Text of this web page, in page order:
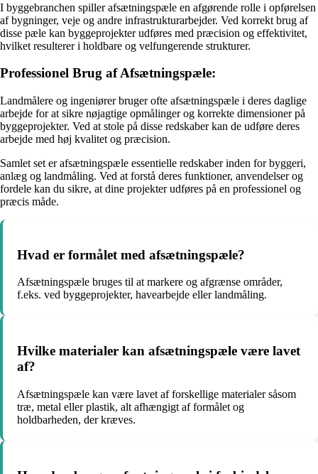
I byggebranchen spiller afsætningspæle en afgørende rolle i opførelsen
af bygninger, veje og andre infrastrukturarbejder. Ved korrekt brug af
disse pæle kan byggeprojekter udføres med præcision og effektivitet,
hvilket resulterer i holdbare og velfungerende strukturer.
Professionel Brug af Afsætningspæle:
Landmålere og ingeniører bruger ofte afsætningspæle i deres daglige
arbejde for at sikre nøjagtige opmålinger og korrekte dimensioner på
byggeprojekter. Ved at stole på disse redskaber kan de udføre deres
arbejde med høj kvalitet og præcision.
Samlet set er afsætningspæle essentielle redskaber inden for byggeri,
anlæg og landmåling. Ved at forstå deres funktioner, anvendelser og
fordele kan du sikre, at dine projekter udføres på en professionel og
præcis måde.
Hvad er formålet med afsætningspæle?
Afsætningspæle bruges til at markere og afgrænse områder,
f.eks. ved byggeprojekter, havearbejde eller landmåling.
Hvilke materialer kan afsætningspæle være lavet
af?
Afsætningspæle kan være lavet af forskellige materialer såsom
træ, metal eller plastik, alt afhængigt af formålet og
holdbarheden, der kræves.